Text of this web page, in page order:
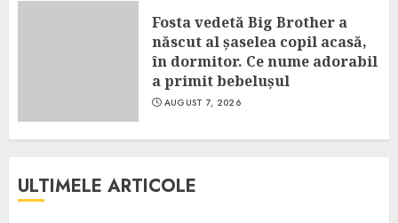
Fosta vedetă Big Brother a
născut al șaselea copil acasă,
în dormitor. Ce nume adorabil
a primit bebelușul
AUGUST 7, 2026
ULTIMELE ARTICOLE